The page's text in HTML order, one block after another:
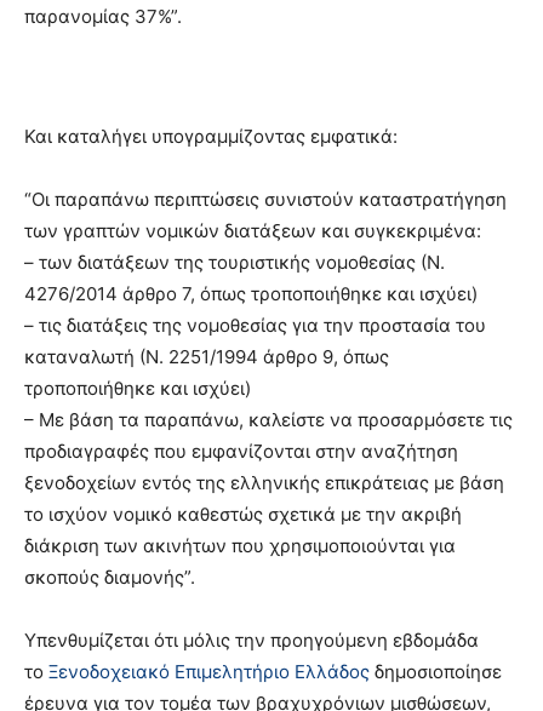
παρανομίας 37%”.
Και καταλήγει υπογραμμίζοντας εμφατικά:
“Οι παραπάνω περιπτώσεις συνιστούν καταστρατήγηση
των γραπτών νομικών διατάξεων και συγκεκριμένα:
– των διατάξεων της τουριστικής νομοθεσίας (Ν.
4276/2014 άρθρο 7, όπως τροποποιήθηκε και ισχύει)
– τις διατάξεις της νομοθεσίας για την προστασία του
καταναλωτή (Ν. 2251/1994 άρθρο 9, όπως
τροποποιήθηκε και ισχύει)
– Με βάση τα παραπάνω, καλείστε να προσαρμόσετε τις
προδιαγραφές που εμφανίζονται στην αναζήτηση
ξενοδοχείων εντός της ελληνικής επικράτειας με βάση
το ισχύον νομικό καθεστώς σχετικά με την ακριβή
διάκριση των ακινήτων που χρησιμοποιούνται για
σκοπούς διαμονής”.
Υπενθυμίζεται ότι μόλις την προηγούμενη εβδομάδα
το Ξενοδοχειακό Επιμελητήριο Ελλάδος δημοσιοποίησε
έρευνα για τον τομέα των βραχυχρόνιων μισθώσεων,